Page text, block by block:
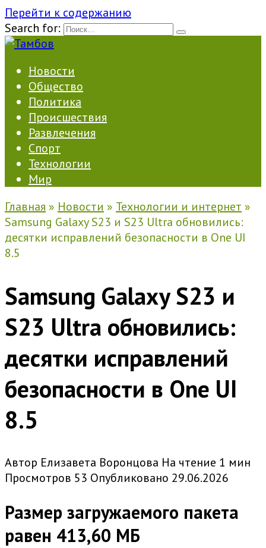
Перейти к содержанию
Search for:
Новости
Общество
Политика
Происшествия
Развлечения
Спорт
Технологии
Мир
Главная » Новости » Технологии и интернет »
Samsung Galaxy S23 и S23 Ultra обновились:
десятки исправлений безопасности в One UI
8.5
Samsung Galaxy S23 и
S23 Ultra обновились:
десятки исправлений
безопасности в One UI
8.5
Автор Елизавета Воронцова На чтение 1 мин
Просмотров 53 Опубликовано 29.06.2026
Размер загружаемого пакета
равен 413,60 МБ